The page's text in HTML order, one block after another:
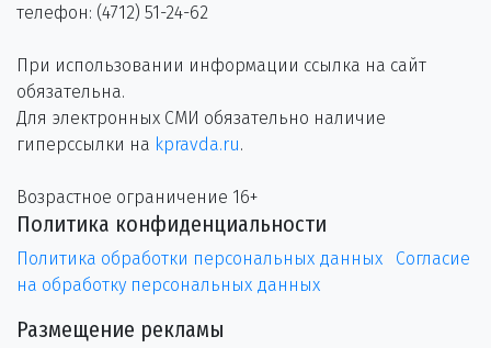
телефон: (4712) 51-24-62
При использовании информации ссылка на сайт
обязательна.
Для электронных СМИ обязательно наличие
гиперссылки на kpravda.ru.
Возрастное ограничение 16+
Политика конфиденциальности
Политика обработки персональных данных
Согласие
на обработку персональных данных
Размещение рекламы